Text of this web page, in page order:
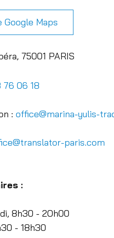
Google Maps
75001 PARIS
76 06 18
: office@marina-yulis-
paris.com
:
8h30 - 2Oh00
- 18h30